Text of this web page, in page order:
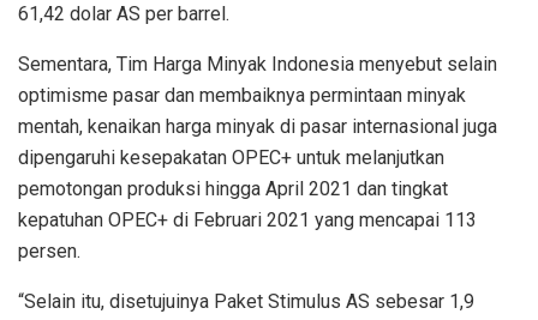
61,42 dolar AS per barrel.
Sementara, Tim Harga Minyak Indonesia menyebut selain
optimisme pasar dan membaiknya permintaan minyak
mentah, kenaikan harga minyak di pasar internasional juga
dipengaruhi kesepakatan OPEC+ untuk melanjutkan
pemotongan produksi hingga April 2021 dan tingkat
kepatuhan OPEC+ di Februari 2021 yang mencapai 113
persen.
“Selain itu, disetujuinya Paket Stimulus AS sebesar 1,9